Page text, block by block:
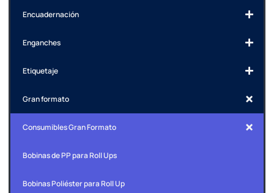
Encuadernación
Enganches
Etiquetaje
Gran formato
Consumibles Gran Formato
Bobinas de PP para Roll Ups
Bobinas Poliéster para Roll Up